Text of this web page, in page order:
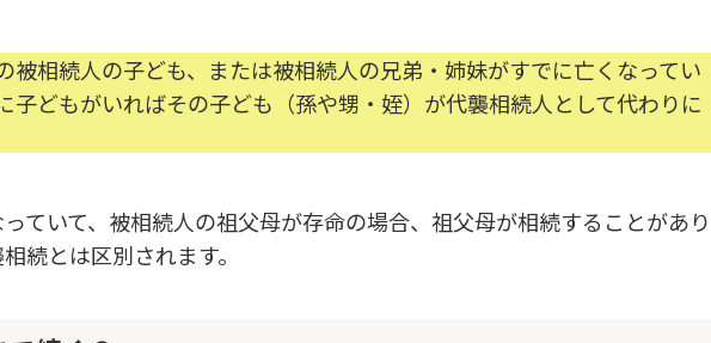
被相続人の子ども、または被相続人の兄弟・姉妹がすでに亡くなってい
子どもがいればその子ども（孫や甥・姪）が代襲相続人として代わりに
ていて、被相続人の祖父母が存命の場合、祖父母が相続することがあり
続とは区別されます。